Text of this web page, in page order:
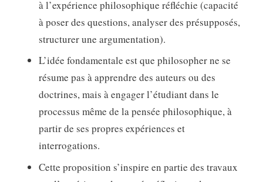
à l’expérience philosophique réfléchie (capacité
à poser des questions, analyser des présupposés,
structurer une argumentation).
L’idée fondamentale est que philosopher ne se
résume pas à apprendre des auteurs ou des
doctrines, mais à engager l’étudiant dans le
processus même de la pensée philosophique, à
partir de ses propres expériences et
interrogations.
Cette proposition s’inspire en partie des travaux